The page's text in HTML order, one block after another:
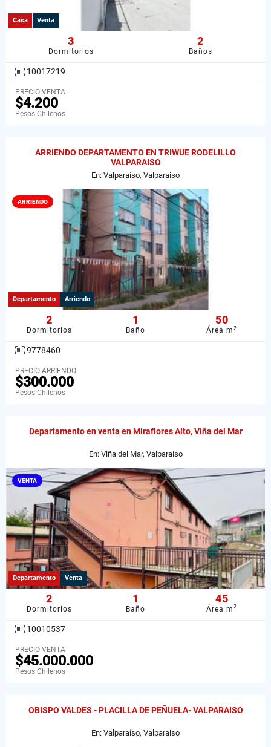
Casa Venta
3
Dormitorios
2
Baños
10017219
PRECIO VENTA
$4.200
Pesos Chilenos
ARRIENDO DEPARTAMENTO EN TRIWUE RODELILLO
VALPARAISO
En: Valparaíso, Valparaiso
ARRIENDO
Departamento Arriendo
2
Dormitorios
1
Baño
50
Área m2
9778460
PRECIO ARRIENDO
$300.000
Pesos Chilenos
Departamento en venta en Miraflores Alto, Viña del Mar
En: Viña del Mar, Valparaiso
VENTA
Departamento Venta
2
Dormitorios
1
Baño
45
Área m2
10010537
PRECIO VENTA
$45.000.000
Pesos Chilenos
OBISPO VALDES - PLACILLA DE PEÑUELA- VALPARAISO
En: Valparaíso, Valparaiso